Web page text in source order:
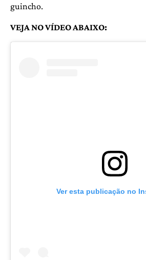
guincho.
VEJA NO VÍDEO ABAIXO:
Ver esta publicação no